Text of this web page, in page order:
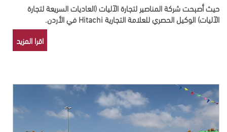
حيث أصبحت شركة المناصير لتجارة الآليات (العاديات السريعة لتجارة
الآليات) الوكيل الحصري للعلامة التجارية Hitachi في الأردن.
اقرا المزيد